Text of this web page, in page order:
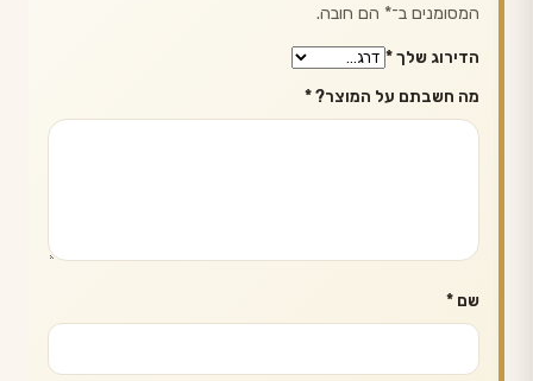
המסומנים ב־* הם חובה.
הדירוג שלך*
מה חשבתם על המוצר?*
שם *